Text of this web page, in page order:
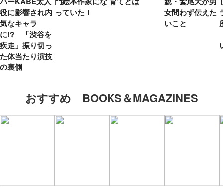
役に影響され内
気なキャラ
に!? 「渋谷を
疾走」振り切っ
た体当たり演技
の裏側
っていた！
女問わず伝えた
いこと
おすすめ BOOKS＆MAGAZINES